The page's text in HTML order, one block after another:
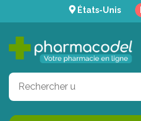
États-Unis